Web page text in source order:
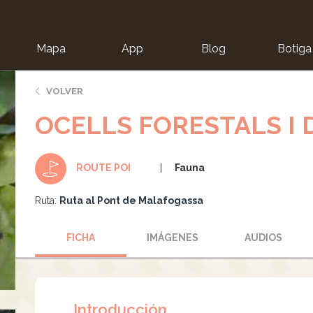
Mapa App Blog Botiga
VOLVER
OCELLS FORESTALS I
ROUTE POI Fauna
Ruta: Ruta al Pont de Malafogassa
FICHA IMÁGENES AUDIOS